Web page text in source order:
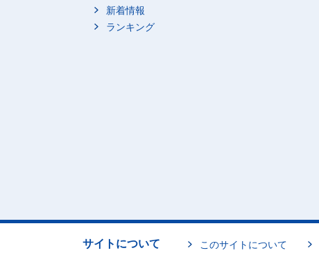
新着情報
ランキング
サイトについて このサイトについて